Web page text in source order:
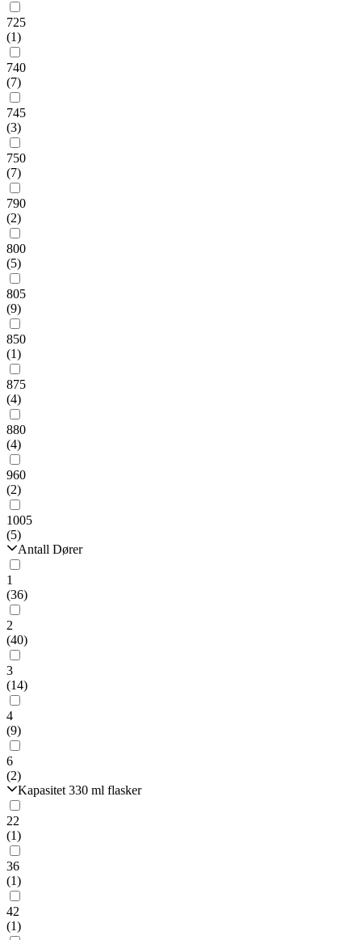
725
(1)
740
(7)
745
(3)
750
(7)
790
(2)
800
(5)
805
(9)
850
(1)
875
(4)
880
(4)
960
(2)
1005
(5)
Antall Dører
1
(36)
2
(40)
3
(14)
4
(9)
6
(2)
Kapasitet 330 ml flasker
22
(1)
36
(1)
42
(1)